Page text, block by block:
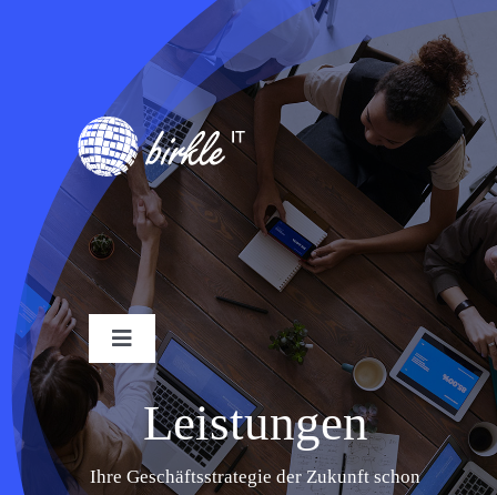
Toggle
Navigation
Industrien
Leistungen
Leistungen
Ihre Geschäftsstrategie der Zukunft schon